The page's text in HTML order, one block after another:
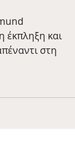
έκπληξη και
στη